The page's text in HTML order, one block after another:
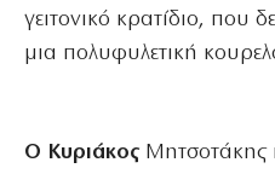
γειτονικό κρατίδιο, που
μια πολυφυλετική
Ο Κυριάκος Μητσοτάκης